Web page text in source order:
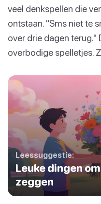
veel denkspellen die
ontstaan. "Sms niet te
over drie dagen terug."
overbodige spelletjes.
Leessuggestie:
Leuke dingen
zeggen